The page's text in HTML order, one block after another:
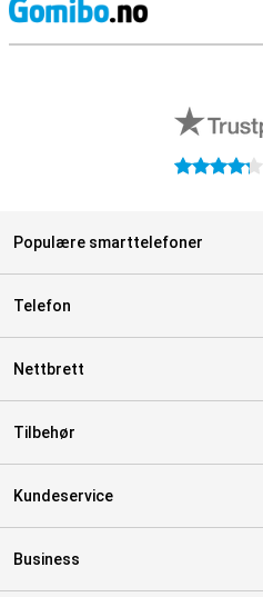
4.3 stjerner
Populære smarttelefoner
Telefon
Nettbrett
Tilbehør
Kundeservice
Business